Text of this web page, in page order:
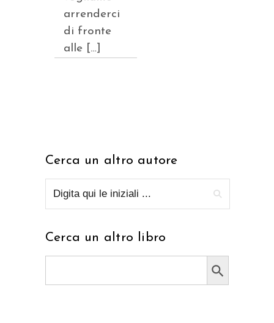
arrenderci
di fronte
alle […]
Cerca un altro autore
Cerca un altro libro
Search Button